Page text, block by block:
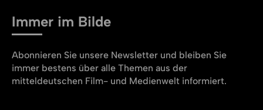
Immer im Bilde
Abonnieren Sie unsere Newsletter und bleiben Sie
immer bestens über alle Themen aus der
mitteldeutschen Film- und Medienwelt informiert.